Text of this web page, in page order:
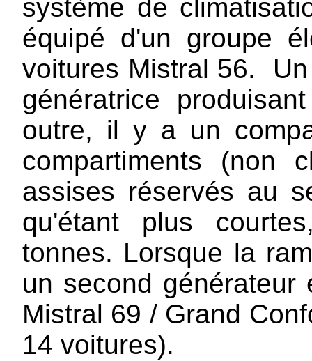
système de
équipé d'un groupe
voitures Mistral 56.
génératrice
outre, il y a un
compartiments (non
assises réservés au
qu'étant plus
tonnes. Lorsque la
un second générateur
Mistral 69 / Grand
14 voitures).